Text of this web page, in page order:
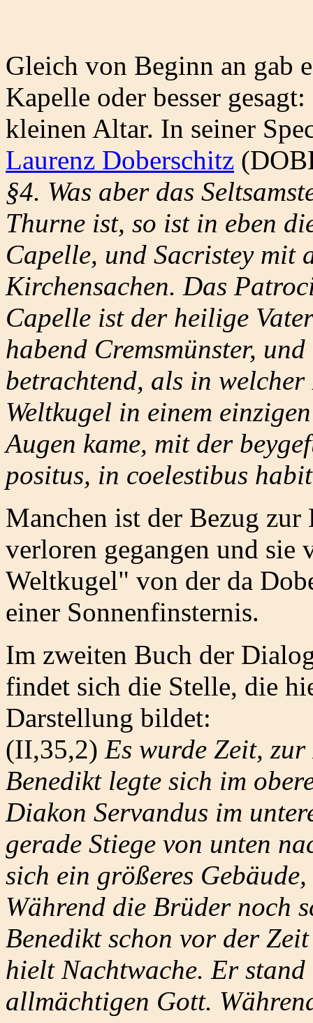
Gleich von Beginn an gab
Kapelle oder besser
kleinen Altar. In seiner
Laurenz Doberschitz
§4. Was aber das
Thurne ist, so ist in eben
Capelle, und Sacristey mit
Kirchensachen. Das
Capelle ist der heilige
habend Cremsmünster,
betrachtend, als in
Weltkugel in einem
Augen kame, mit der
positus, in coelestibus
Manchen ist der Bezug
verloren gegangen und sie
Weltkugel" von der da
einer Sonnenfinsternis.
Im zweiten Buch der
findet sich die Stelle, die
Darstellung bildet:
(II,35,2) Es wurde Zeit,
Benedikt legte sich im
Diakon Servandus im
gerade Stiege von unten
sich ein größeres
Während die Brüder noch
Benedikt schon vor der
hielt Nachtwache. Er
allmächtigen Gott.